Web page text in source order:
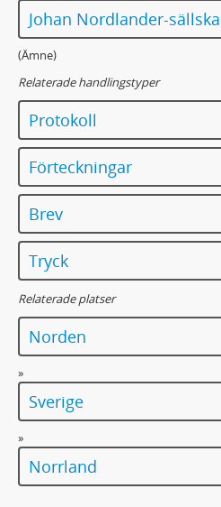
Johan Nordlander-
(Ämne)
Relaterade handlingstyper
Protokoll
Förteckningar
Brev
Tryck
Relaterade platser
Norden
»
Sverige
»
Norrland